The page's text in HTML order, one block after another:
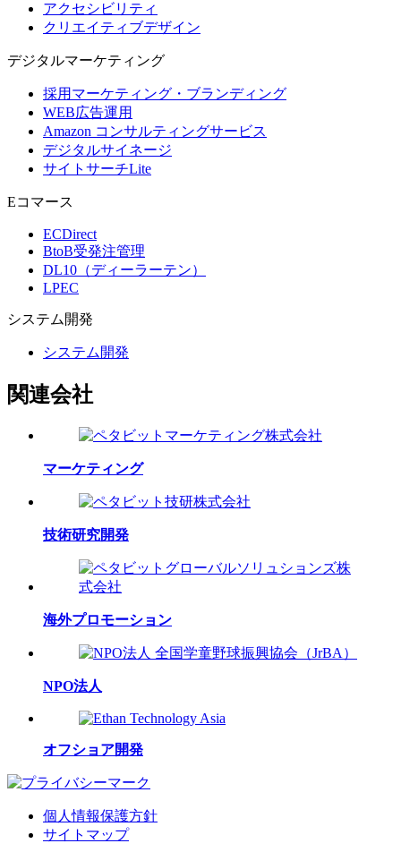
アクセシビリティ
クリエイティブデザイン
デジタルマーケティング
採用マーケティング・ブランディング
WEB広告運用
Amazon コンサルティングサービス
デジタルサイネージ
サイトサーチLite
Eコマース
ECDirect
BtoB受発注管理
DL10（ディーラーテン）
LPEC
システム 開発
システム開発
関連会社
マーケティング
技術研究開発
海外プロモーション
NPO法人
オフショア開発
個人情報保護方針
サイトマップ